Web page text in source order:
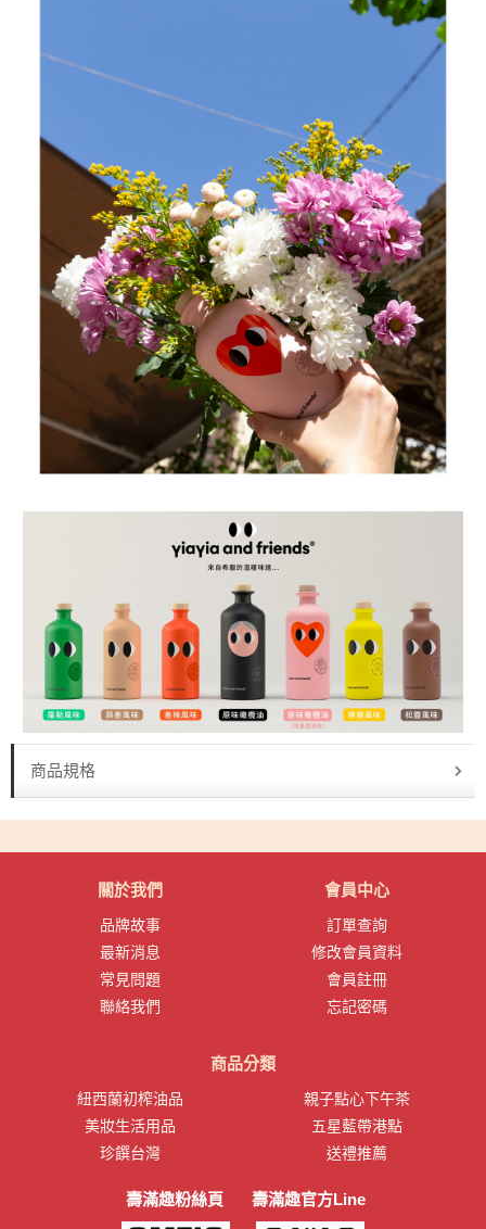
商品規格
關於我們
品牌故事
最新消息
常見問題
聯絡我們
會員中心
訂單查詢
修改會員資料
會員註冊
忘記密碼
商品分類
紐西蘭初榨油品
親子點心下午茶
美妝生活用品
五星藍帶港點
珍饌台灣
送禮推薦
壽滿趣粉絲頁 壽滿趣官方Line